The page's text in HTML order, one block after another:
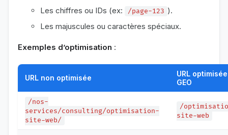
Les chiffres ou IDs (ex:
/page-123 ).
Les majuscules ou caractères spéciaux.
Exemples d’optimisation :
URL non optimisée
URL optimisée
GEO
/nos-
services/consulting/optimisation-
site-web/
/
site-web